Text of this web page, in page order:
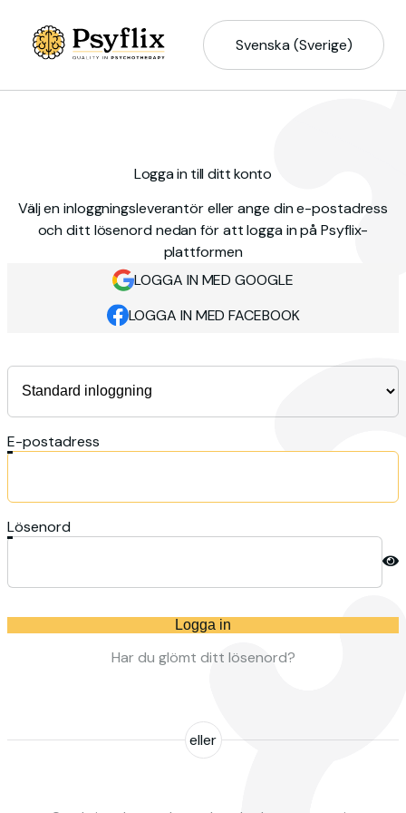
Svenska (Sverige)
Logga in till ditt konto
Välj en inloggningsleverantör eller ange din e-postadress
och ditt lösenord nedan för att logga in på Psyflix-
plattformen
LOGGA IN MED GOOGLE
LOGGA IN MED FACEBOOK
E-postadress
Lösenord
Logga in
Har du glömt ditt lösenord?
eller